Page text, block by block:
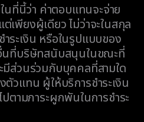
ที่นี้ว่า ค่าตอบแทนจะจ่าย
พียงผู้เดียว ไม่ว่าจะในสกุล
ระเงิน หรือในรูปแบบของ
นที่บริษัทสนับสนุนในขณะที่
มีส่วนร่วมกับบุคคลที่สามใด
วแทน ผู้ให้บริการชำระเงิน
ตามภาระผูกพันในการชำระ